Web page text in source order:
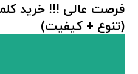
فرصت عالی !!! خرید
(تنوع + کیفیت)